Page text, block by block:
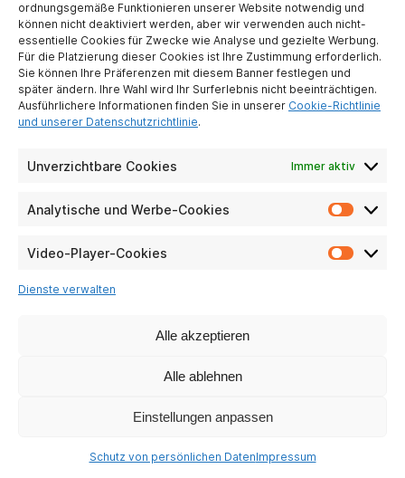
ordnungsgemäße Funktionieren unserer Website notwendig und
können nicht deaktiviert werden, aber wir verwenden auch nicht-
essentielle Cookies für Zwecke wie Analyse und gezielte Werbung.
Für die Platzierung dieser Cookies ist Ihre Zustimmung erforderlich.
Sie können Ihre Präferenzen mit diesem Banner festlegen und
später ändern. Ihre Wahl wird Ihr Surferlebnis nicht beeinträchtigen.
Ausführlichere Informationen finden Sie in unserer Cookie-Richtlinie
und unserer Datenschutzrichtlinie.
Unverzichtbare Cookies Immer aktiv
Analytische und Werbe-Cookies
Werbe-
Video-Player-Cookies
Video-
Dienste verwalten
Alle akzeptieren
Alle ablehnen
Einstellungen anpassen
Schutz von persönlichen DatenImpressum
TMAX 10